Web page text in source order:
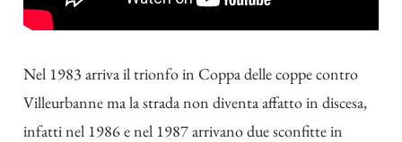
Nel 1983 arriva il trionfo in Coppa delle coppe contro
Villeurbanne ma la strada non diventa affatto in discesa,
infatti nel 1986 e nel 1987 arrivano due sconfitte in